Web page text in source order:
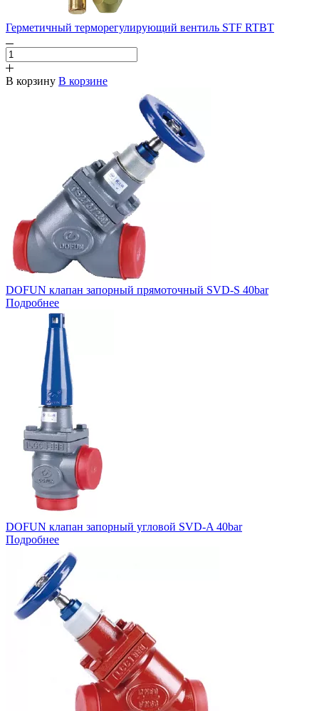
Герметичный терморегулирующий вентиль STF RTBT
В корзину В корзине
DOFUN клапан запорный прямоточный SVD-S 40bar
Подробнее
DOFUN клапан запорный угловой SVD-A 40bar
Подробнее